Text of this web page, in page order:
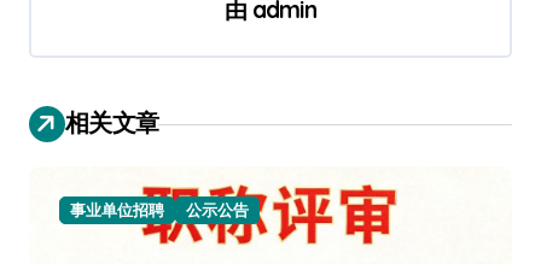
由 admin
相关文章
事业单位招聘 公示公告